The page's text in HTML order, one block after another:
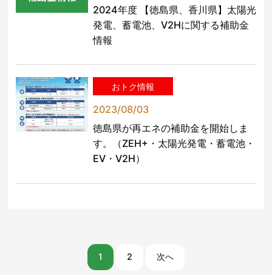
2024年度 【徳島県、香川県】太陽光
発電、蓄電池、V2Hに関する補助金
情報
おトク情報
2023/08/03
徳島県が再エネの補助金を開始しま
す。（ZEH+・太陽光発電・蓄電池・
EV・V2H）
1 2 次へ